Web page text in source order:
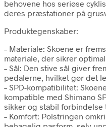
behovene hos seriøse
deres præstationer på
Produktegenskaber:
– Materiale: Skoene er
materiale, der sikrer
– Sål: Den stive sål giver
pedalerne, hvilket gør det
– SPD-kompatibilitet:
kompatible med Shimano
sikker og stabil forbindelse
– Komfort: Polstringen